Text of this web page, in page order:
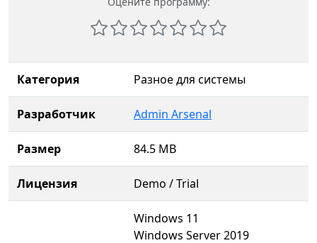
Категория Разное для системы
Разработчик Admin Arsenal
Размер 84.5 MB
Лицензия Demo / Trial
Windows 11
Windows Server 2019